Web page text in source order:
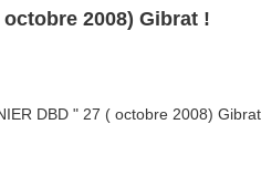
DERNIER DBD " 27 ( octobre 2008) Gibrat !